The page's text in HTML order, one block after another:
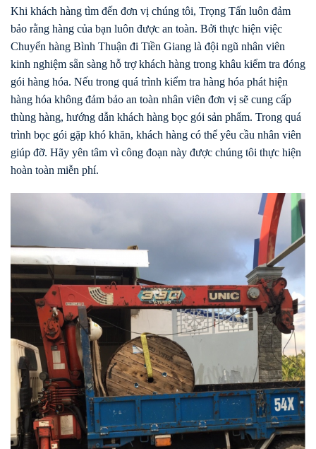
Khi khách hàng tìm đến đơn vị chúng tôi, Trọng Tấn luôn đảm
bảo rằng hàng của bạn luôn được an toàn. Bởi thực hiện việc
Chuyển hàng Bình Thuận đi Tiền Giang là đội ngũ nhân viên
kinh nghiệm sẵn sàng hỗ trợ khách hàng trong khâu kiểm tra đóng
gói hàng hóa. Nếu trong quá trình kiểm tra hàng hóa phát hiện
hàng hóa không đảm bảo an toàn nhân viên đơn vị sẽ cung cấp
thùng hàng, hướng dẫn khách hàng bọc gói sản phẩm. Trong quá
trình bọc gói gặp khó khăn, khách hàng có thể yêu cầu nhân viên
giúp đỡ. Hãy yên tâm vì công đoạn này được chúng tôi thực hiện
hoàn toàn miễn phí.